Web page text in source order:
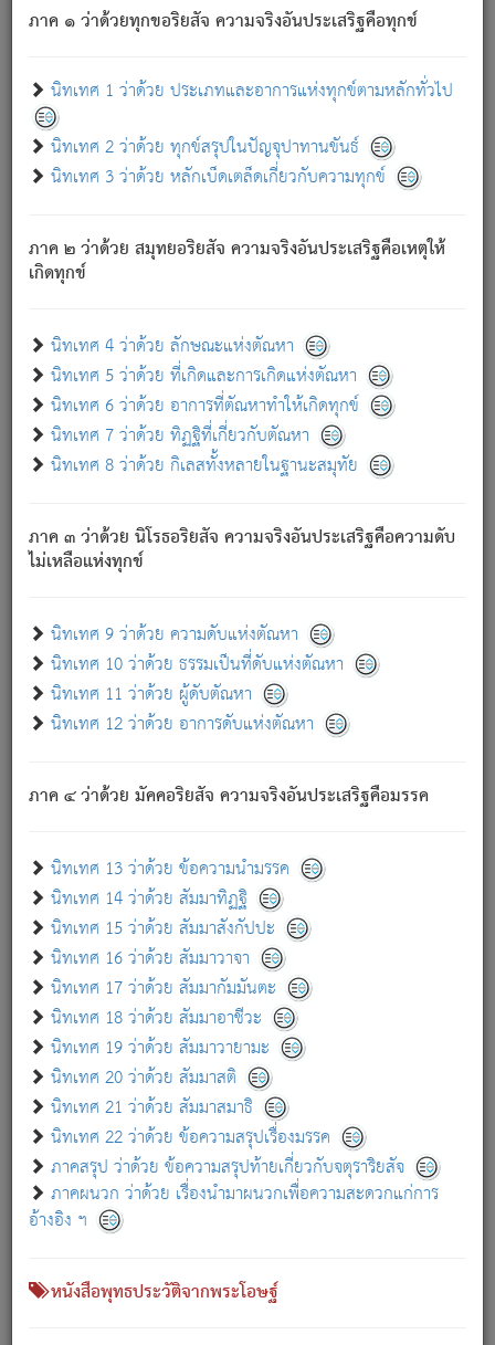
ภาค ๑ ว่าด้วยทุกขอริยสัจ ความจริงอันประเสริฐคือทุกข์
นิทเทศ 1 ว่าด้วย ประเภทและอาการแห่งทุกข์ตามหลักทั่วไป
นิทเทศ 2 ว่าด้วย ทุกข์สรุปในปัญจุปาทานขันธ์
นิทเทศ 3 ว่าด้วย หลักเบ็ดเตล็ดเกี่ยวกับความทุกข์
ภาค ๒ ว่าด้วย สมุทยอริยสัจ ความจริงอันประเสริฐคือเหตุให้
เกิดทุกข์
นิทเทศ 4 ว่าด้วย ลักษณะแห่งตัณหา
นิทเทศ 5 ว่าด้วย ที่เกิดและการเกิดแห่งตัณหา
นิทเทศ 6 ว่าด้วย อาการที่ตัณหาทำให้เกิดทุกข์
นิทเทศ 7 ว่าด้วย ทิฏฐิที่เกี่ยวกับตัณหา
นิทเทศ 8 ว่าด้วย กิเลสทั้งหลายในฐานะสมุทัย
ภาค ๓ ว่าด้วย นิโรธอริยสัจ ความจริงอันประเสริฐคือความดับ
ไม่เหลือแห่งทุกข์
นิทเทศ 9 ว่าด้วย ความดับแห่งตัณหา
นิทเทศ 10 ว่าด้วย ธรรมเป็นที่ดับแห่งตัณหา
นิทเทศ 11 ว่าด้วย ผู้ดับตัณหา
นิทเทศ 12 ว่าด้วย อาการดับแห่งตัณหา
ภาค ๔ ว่าด้วย มัคคอริยสัจ ความจริงอันประเสริฐคือมรรค
นิทเทศ 13 ว่าด้วย ข้อความนำมรรค
นิทเทศ 14 ว่าด้วย สัมมาทิฏฐิ
นิทเทศ 15 ว่าด้วย สัมมาสังกัปปะ
นิทเทศ 16 ว่าด้วย สัมมาวาจา
นิทเทศ 17 ว่าด้วย สัมมากัมมันตะ
นิทเทศ 18 ว่าด้วย สัมมาอาชีวะ
นิทเทศ 19 ว่าด้วย สัมมาวายามะ
นิทเทศ 20 ว่าด้วย สัมมาสติ
นิทเทศ 21 ว่าด้วย สัมมาสมาธิ
นิทเทศ 22 ว่าด้วย ข้อความสรุปเรื่องมรรค
ภาคสรุป ว่าด้วย ข้อความสรุปท้ายเกี่ยวกับจตุราริยสัจ
ภาคผนวก ว่าด้วย เรื่องนำมาผนวกเพื่อความสะดวกแก่การ
อ้างอิง ฯ
หนังสือพุทธประวัติจากพระโอษฐ์
ภพ ว่ามีได้เพราะวิภพ[2]: เรากล่าวว่า สมณะหรือพราหมณ์ทั้ง
ปวงนั้น ก็ยังสลัดภพออกไปไม่ได้.
ก็ทุกข์นี้มีขึ้น เพราะอาศัยซึ่งอุปธิทั้งปวง.
เพราะความสิ้นไปแห่งอุปาทานทั้งปวง ความเกิดขึ้นแห่ง
ทุกข์จึงไม่มี.
ท่านจงดูโลกนี้เถิด (จะเห็นว่า) สัตว์ทั้งหลายอันอวิชาหนา
แน่นบังหนาแล้ว; และว่า สัตว์ผู้ยินดีในภพอันเป็นแล้วนั้น ย่อม
อันเป็นไปในที่หรือเวลาทั้งปวง[3]เพื่อความมีแห่งประโยชน์โดย
ประการทั้งปวง; ภพทั้งหลายทั้งหมดนั้น ไม่เที่ยง เป็นทุกข์ มี
ความแปรปรวนเป็นธรรมดา.
อย่างนี้อยู่; เขาย่อมละภวตัณหาได้ และไม่เพลิดเพลินวิภวตัณหา
ด้วย.
ความดับเพราะความสำรอกไม่เหลือ (แห่งภพทั้งหลาย)
เพราะความสิ้นไปแห่งตัณหาโดยประการทั้งปวง นั้นคือ
นิพพาน.
ภพใหม่ย่อมไม่มีแก่ภิกษุนั้น ผู้ดับเย็นสนิทแล้ว เพราะไม่มี
ภิกษุนั้น เป็นผู้ครอบงำมารได้แล้ว ชนะสงครามแล้ว ก้าวล่วง
ภพทั้งหลายทั้งปวงได้แล้ว เป็นผู้คงที่ (คือไม่เปลี่ยนแปลงอีกต่อ
- อุ.ขุ. ๒๕/๑๒๑/๘๔.
(ข้อความนี้ เป็นพระพุทธอุทานที่ทรงเปล่งออก ที่โคนต้นโพธิ์
เป็นที่ตรัสรู้ เมื่อตรัสรู้แล้วได้ 7 วัน)
เกี่ยวกับธรรมโฆษณ์ออนไลน์ (Disclaimer)
แม้ระบบ "ธรรมโฆษณ์ออนไลน์" พยายามปรับปรุงข้อมูลให้ถูกต้องมากที่สุด
ผู้ศึกษาก็พึงตรวจสอบกับตัวเล่มหนังสือต้นฉบับ ที่มีการพิมพ์ครั้งล่าสุด
ก่อนนำข้อมูลไปใช้ในการอ้างอิง"
เกี่ยวกับอัตถจารี|เกี่ยวกับการพัฒนา|แจ้งข้อผิดพลาด / แนะนำ
หนังสือที่เกี่ยวข้อง